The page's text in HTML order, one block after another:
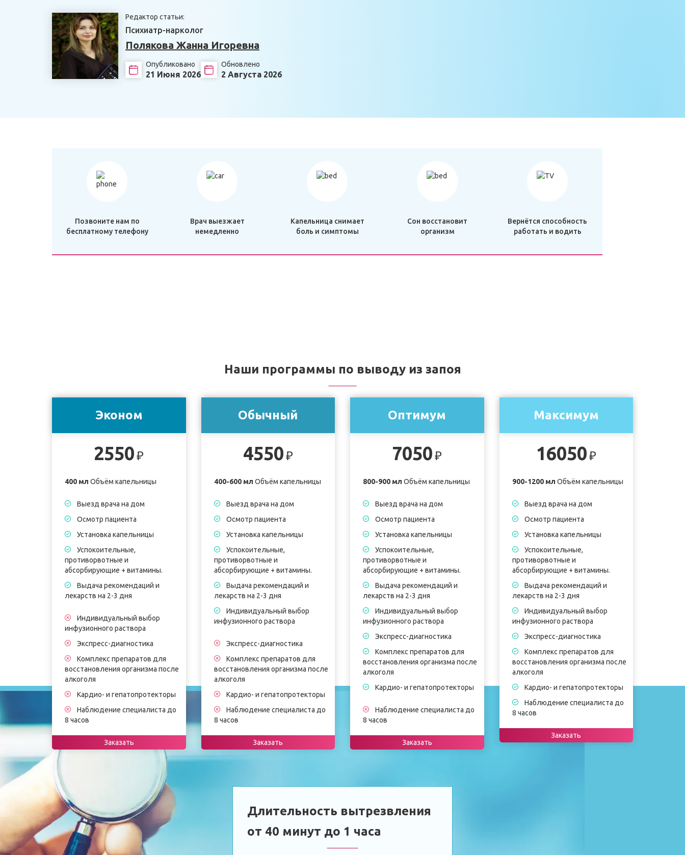
Редактор статьи:
Психиатр-нарколог
Полякова Жанна Игоревна
Опубликовано
21 Июня 2026
Обновлено
2 Августа 2026
Позвоните нам по
бесплатному телефону
Врач выезжает
немедленно
Капельница снимает
боль и симптомы
Сон восстановит
организм
Вернётся способность
работать и водить
Наши программы по выводу из запоя
Эконом
2550₽
400 мл Объём капельницы
Выезд врача на дом
Осмотр пациента
Установка капельницы
Успокоительные,
противорвотные и
абсорбирующие + витамины.
Выдача рекомендаций и
лекарств на 2-3 дня
Индивидуальный выбор
инфузионного раствора
Экспресс-диагностика
Комплекс препаратов для
восстановления организма после
алкоголя
Кардио- и гепатопротекторы
Наблюдение специалиста до
8 часов
Заказать
Обычный
4550₽
400-600 мл Объём капельницы
Выезд врача на дом
Осмотр пациента
Установка капельницы
Успокоительные,
противорвотные и
абсорбирующие + витамины.
Выдача рекомендаций и
лекарств на 2-3 дня
Индивидуальный выбор
инфузионного раствора
Экспресс-диагностика
Комплекс препаратов для
восстановления организма после
алкоголя
Кардио- и гепатопротекторы
Наблюдение специалиста до
8 часов
Заказать
Оптимум
7050₽
800-900 мл Объём капельницы
Выезд врача на дом
Осмотр пациента
Установка капельницы
Успокоительные,
противорвотные и
абсорбирующие + витамины.
Выдача рекомендаций и
лекарств на 2-3 дня
Индивидуальный выбор
инфузионного раствора
Экспресс-диагностика
Комплекс препаратов для
восстановления организма после
алкоголя
Кардио- и гепатопротекторы
Наблюдение специалиста до
8 часов
Заказать
Максимум
16050₽
900-1200 мл Объём капельницы
Выезд врача на дом
Осмотр пациента
Установка капельницы
Успокоительные,
противорвотные и
абсорбирующие + витамины.
Выдача рекомендаций и
лекарств на 2-3 дня
Индивидуальный выбор
инфузионного раствора
Экспресс-диагностика
Комплекс препаратов для
восстановления организма после
алкоголя
Кардио- и гепатопротекторы
Наблюдение специалиста до
8 часов
Заказать
Длительность вытрезвления
от 40 минут до 1 часа